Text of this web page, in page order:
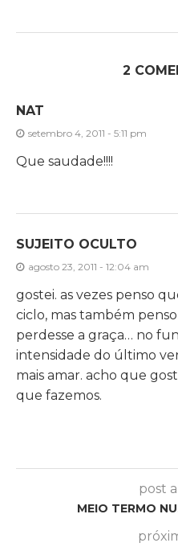
2
NAT
setembro 4, 2011 - 5:11 pm
Que saudade!!!!
SUJEITO OCULTO
agosto 23, 2011 - 12:04 am
gostei. as vezes penso
ciclo, mas também
perdesse a graça… no
intensidade do último
mais amar. acho que
que fazemos.
post
MEIO TERMO